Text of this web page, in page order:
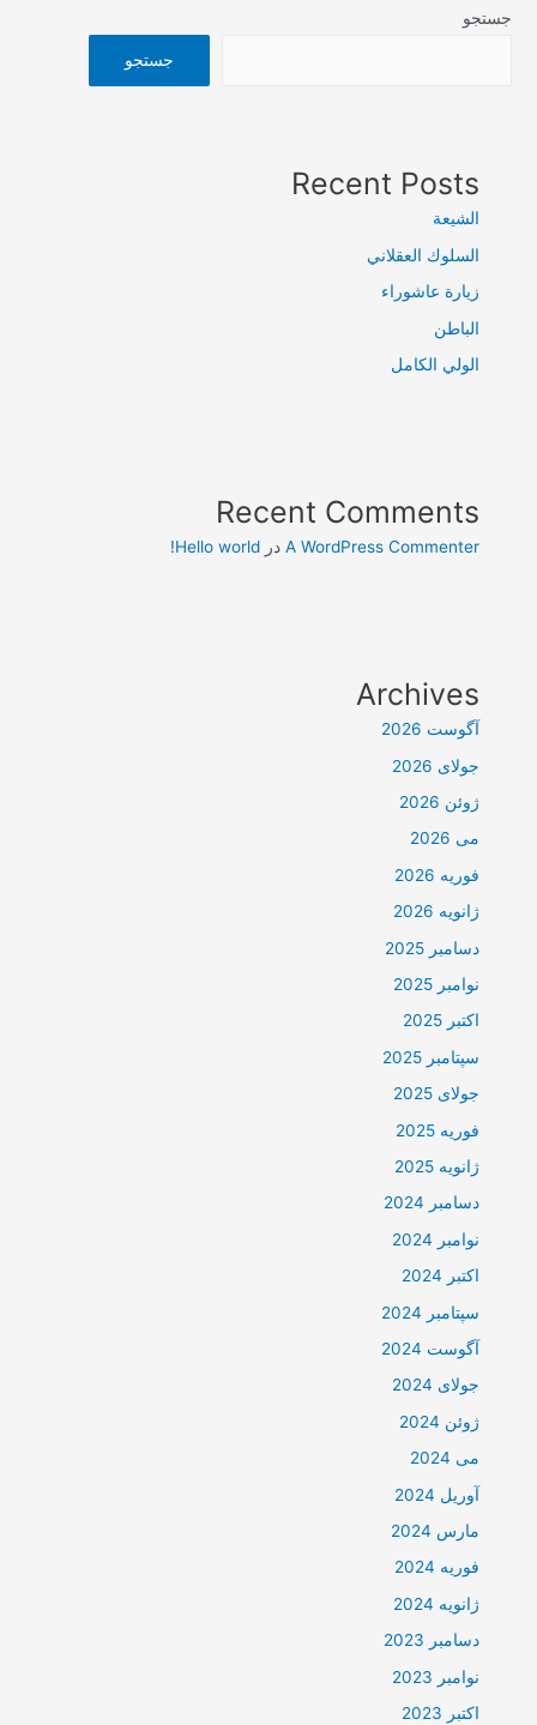
جستجو
جستجو
Recent Posts
الشيعة
السلوك العقلاني
زيارة عاشوراء
الباطن
الولي الكامل
Recent Comments
A WordPress Commenter درHello world!
Archives
آگوست 2026
جولای 2026
ژوئن 2026
می 2026
فوریه 2026
ژانویه 2026
دسامبر 2025
نوامبر 2025
اکتبر 2025
سپتامبر 2025
جولای 2025
فوریه 2025
ژانویه 2025
دسامبر 2024
نوامبر 2024
اکتبر 2024
سپتامبر 2024
آگوست 2024
جولای 2024
ژوئن 2024
می 2024
آوریل 2024
مارس 2024
فوریه 2024
ژانویه 2024
دسامبر 2023
نوامبر 2023
اکتبر 2023